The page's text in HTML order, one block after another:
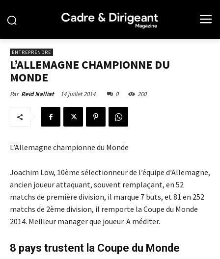
ENTREPRENDRE
L’ALLEMAGNE CHAMPIONNE DU
MONDE
Par Reid Nalliat 14 juillet 2014 0 260
L’Allemagne championne du Monde
Joachim Löw, 10ème sélectionneur de l’équipe d’Allemagne,
ancien joueur attaquant, souvent remplaçant, en 52
matchs de première division, il marque 7 buts, et 81 en 252
matchs de 2ème division, il remporte la Coupe du Monde
2014. Meilleur manager que joueur. A méditer.
8 pays trustent la Coupe du Monde